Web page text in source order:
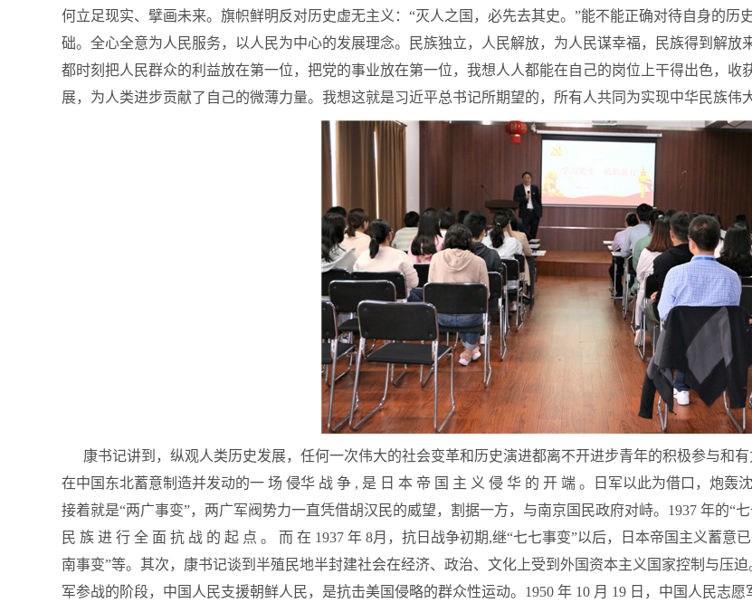
何立足现实、擘画未来。旗帜鲜明反对历史虚无主义：“灭人之国，必先去其史。”能不能正确对待自身的
础。全心全意为人民服务，以人民为中心的发展理念。民族独立，人民解放，为人民谋幸福，民族得到解
都时刻把人民群众的利益放在第一位，把党的事业放在第一位，我想人人都能在自己的岗位上干得出色，
展，为人类进步贡献了自己的微薄力量。我想这就是习近平总书记所期望的，所有人共同为实现中华民族伟
康书记讲到，纵观人类历史发展，任何一次伟大的社会变革和历史演进都离不开进步青年的积极参与和
在中国东北蓄意制造并发动的一 场 侵华 战 争 , 是 日 本 帝 国 主 义 侵 华 的 开 端 。日军以此为借口，炮轰
接着就是“两广事变”，两广军阀势力一直凭借胡汉民的威望，割据一方，与南京国民政府对峙。1937 年的“
民 族 进 行 全 面 抗 战 的 起 点 。 而 在 1937 年 8月，抗日战争初期,继“七七事变”以后，日本帝国主义蓄意
南事变”等。其次，康书记谈到半殖民地半封建社会在经济、政治、文化上受到外国资本主义国家控制与压
军参战的阶段，中国人民支援朝鲜人民，是抗击美国侵略的群众性运动。1950 年 10 月 19 日，中国人民志